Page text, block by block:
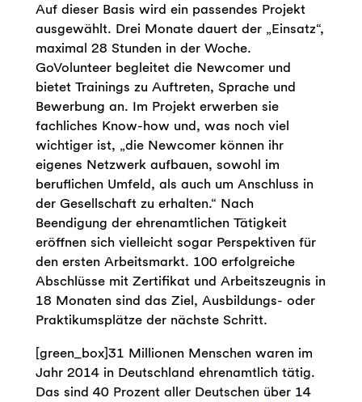
Auf dieser Basis wird ein passendes Projekt
ausgewählt. Drei Monate dauert der „Einsatz“,
maximal 28 Stunden in der Woche.
GoVolunteer begleitet die Newcomer und
bietet Trainings zu Auftreten, Sprache und
Bewerbung an. Im Projekt erwerben sie
fachliches Know-how und, was noch viel
wichtiger ist, „die Newcomer können ihr
eigenes Netzwerk aufbauen, sowohl im
beruflichen Umfeld, als auch um Anschluss in
der Gesellschaft zu erhalten.“ Nach
Beendigung der ehrenamtlichen Tätigkeit
eröffnen sich vielleicht sogar Perspektiven für
den ersten Arbeitsmarkt. 100 erfolgreiche
Abschlüsse mit Zertifikat und Arbeitszeugnis in
18 Monaten sind das Ziel, Ausbildungs- oder
Praktikumsplätze der nächste Schritt.
[green_box]31 Millionen Menschen waren im
Jahr 2014 in Deutschland ehrenamtlich tätig.
Das sind 40 Prozent aller Deutschen über 14